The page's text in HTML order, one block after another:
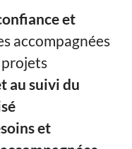
et
accompagnées
au suivi du
et